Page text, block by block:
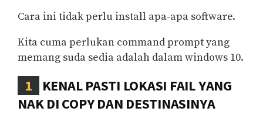
Cara ini tidak perlu install apa-apa software.
Kita cuma perlukan command prompt yang
memang suda sedia adalah dalam windows 10.
1
KENAL PASTI LOKASI FAIL YANG
NAK DI COPY DAN DESTINASINYA